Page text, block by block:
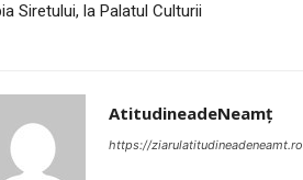
Siretului, la Palatul Culturii
AtitudineadeNeamț
https://ziarulatitudineadeneamt.ro